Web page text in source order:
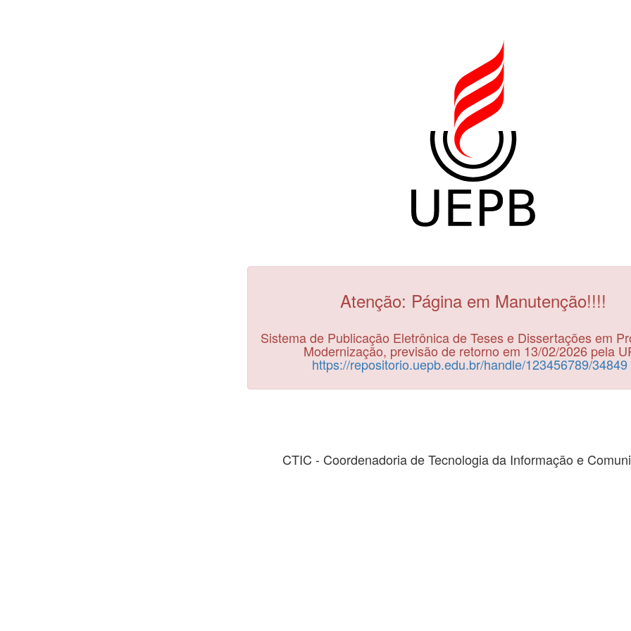
Atenção: Página em Manutenção!!!!
Sistema de Publicação Eletrônica de Teses e Dissertações em
Modernização, previsão de retorno em 13/02/2026 pela
https://repositorio.uepb.edu.br/handle/123456789/34849
CTIC - Coordenadoria de Tecnologia da Informação e